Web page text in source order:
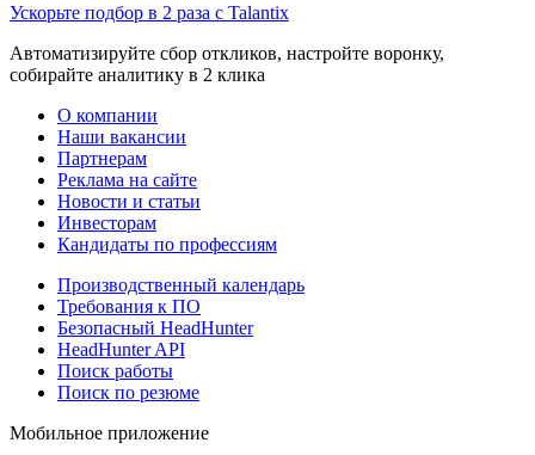
Ускорьте подбор в 2 раза с Talantix
Автоматизируйте сбор откликов, настройте воронку,
собирайте аналитику в 2 клика
О компании
Наши вакансии
Партнерам
Реклама на сайте
Новости и статьи
Инвесторам
Кандидаты по профессиям
Производственный календарь
Требования к ПО
Безопасный HeadHunter
HeadHunter API
Поиск работы
Поиск по резюме
Мобильное приложение